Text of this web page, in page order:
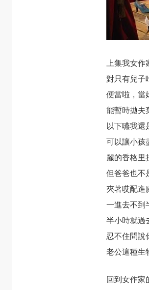
上集我女作
對只有兒子
便當啦，當
能暫時拋夫
以下嚥我還
可以讓小孩
麗的香格里
但爸爸也不
夾著哎配進
一進去不到
半小時就過
忍不住問說
老公這種生
回到女作家